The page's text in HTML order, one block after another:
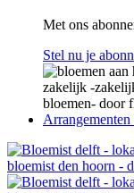
Met ons
Stel nu je